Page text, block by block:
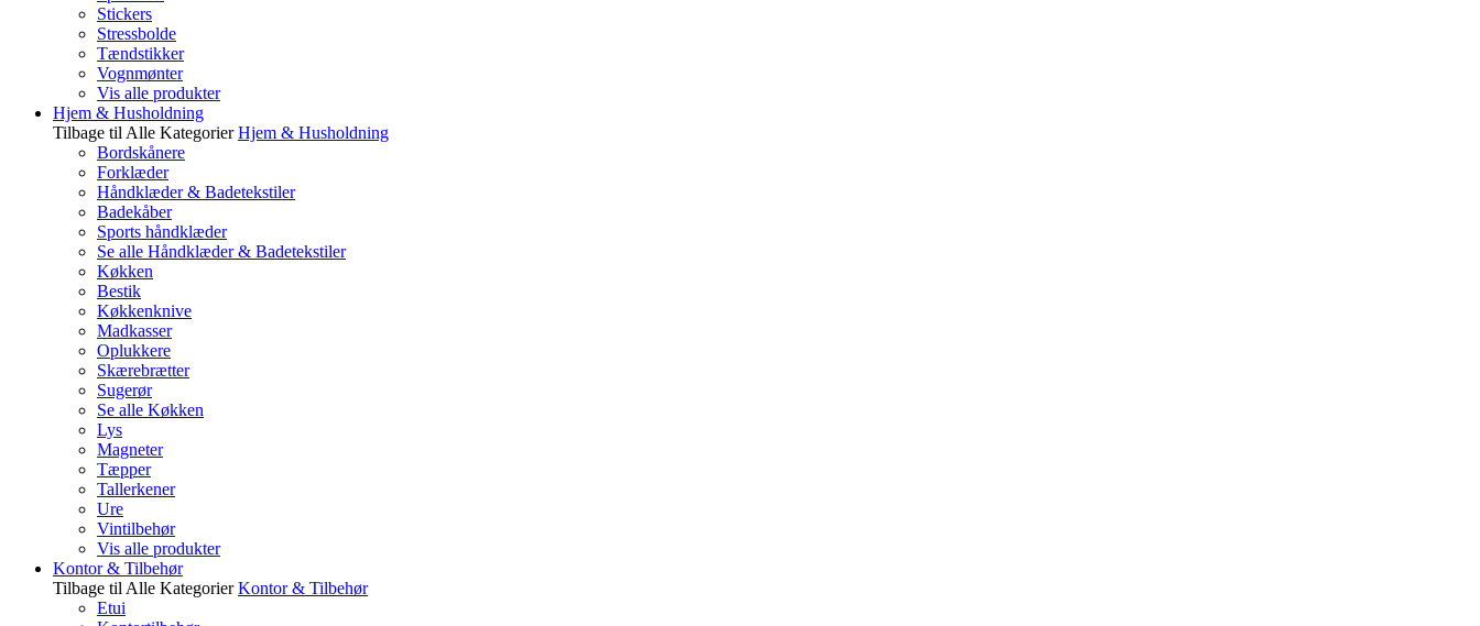
Stickers
Stressbolde
Tændstikker
Vognmønter
Vis alle produkter
Hjem & Husholdning
Tilbage til Alle Kategorier Hjem & Husholdning
Bordskånere
Forklæder
Håndklæder & Badetekstiler
Badekåber
Sports håndklæder
Se alle Håndklæder & Badetekstiler
Køkken
Bestik
Køkkenknive
Madkasser
Oplukkere
Skærebrætter
Sugerør
Se alle Køkken
Lys
Magneter
Tæpper
Tallerkener
Ure
Vintilbehør
Vis alle produkter
Kontor & Tilbehør
Tilbage til Alle Kategorier Kontor & Tilbehør
Etui